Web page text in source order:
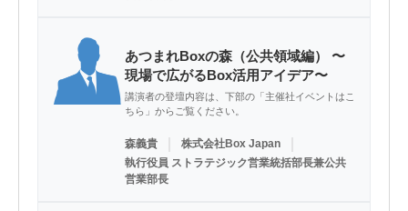
あつまれBoxの森（公共領域編） 〜
現場で広がるBox活用アイデア〜
講演者の登壇内容は、下部の「主催社イベントはこ
ちら」からご覧ください。
森義貴 株式会社Box Japan
執行役員 ストラテジック営業統括部長兼公共
営業部長